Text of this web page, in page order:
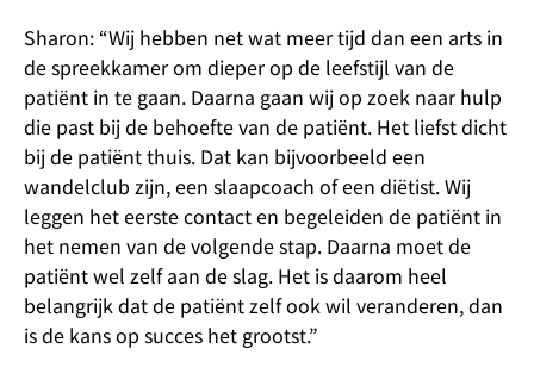
Sharon: “Wij hebben net wat meer tijd dan een arts in
de spreekkamer om dieper op de leefstijl van de
patiënt in te gaan. Daarna gaan wij op zoek naar hulp
die past bij de behoefte van de patiënt. Het liefst dicht
bij de patiënt thuis. Dat kan bijvoorbeeld een
wandelclub zijn, een slaapcoach of een diëtist. Wij
leggen het eerste contact en begeleiden de patiënt in
het nemen van de volgende stap. Daarna moet de
patiënt wel zelf aan de slag. Het is daarom heel
belangrijk dat de patiënt zelf ook wil veranderen, dan
is de kans op succes het grootst.”